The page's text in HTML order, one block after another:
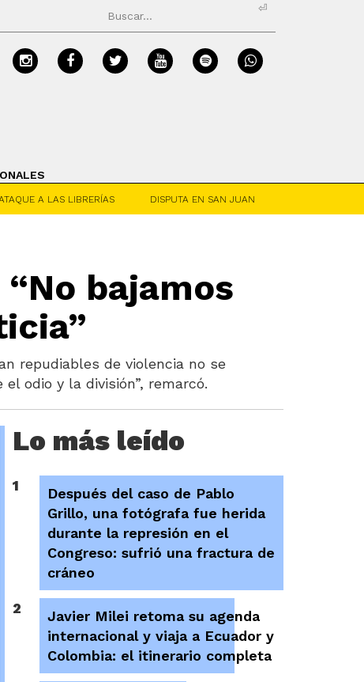
⏎
A LAS LIBRERÍAS DISPUTA EN SAN JUAN
bajamos
repudiables de violencia no se
odio y la división”, remarcó.
Lo más leído
1
Después del caso de Pablo
Grillo, una fotógrafa fue herida
durante la represión en el
Congreso: sufrió una fractura de
cráneo
2
Javier Milei retoma su agenda
internacional y viaja a Ecuador y
Colombia: el itinerario completa